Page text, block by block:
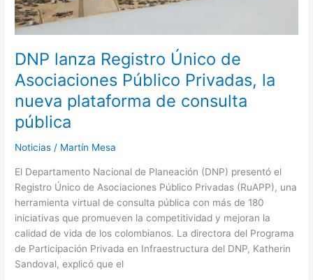
DNP lanza Registro Único de
Asociaciones Público Privadas, la
nueva plataforma de consulta
pública
Noticias / Martín Mesa
El Departamento Nacional de Planeación (DNP) presentó el
Registro Único de Asociaciones Público Privadas (RuAPP), una
herramienta virtual de consulta pública con más de 180
iniciativas que promueven la competitividad y mejoran la
calidad de vida de los colombianos. La directora del Programa
de Participación Privada en Infraestructura del DNP, Katherin
Sandoval, explicó que el
plataforma
de
consulta
pública